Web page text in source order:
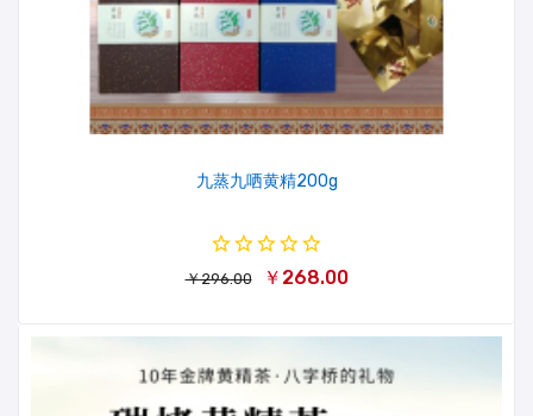
九蒸九哂黄精200g
￥296.00 ￥268.00